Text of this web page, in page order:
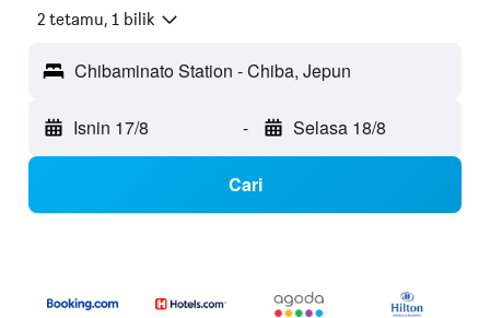
2 tetamu, 1 bilik
Chibaminato Station - Chiba, Jepun
Isnin 17/8 - Selasa 18/8
Cari